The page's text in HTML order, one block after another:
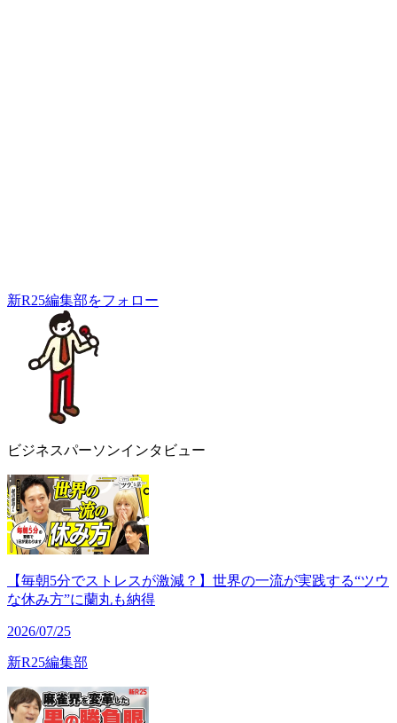
新R25編集部をフォロー
ビジネスパーソンインタビュー
【毎朝5分でストレスが激減？】世界の一流が実践する“ツウ
な休み方”に蘭丸も納得
2026/07/25
新R25編集部